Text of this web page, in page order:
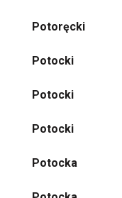
Potoręcki
Potocki
Potocki
Potocki
Potocka